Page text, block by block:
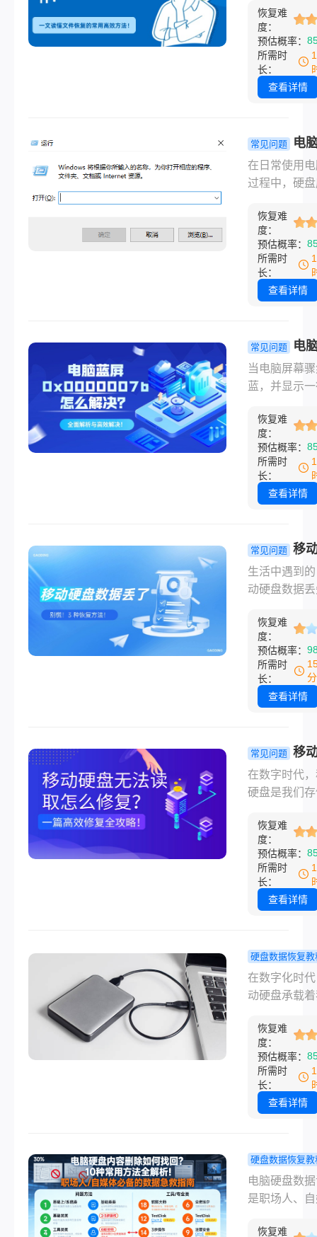
其核心存储
——硬盘（
或固态硬盘
（SSD）中
有很大概率
无损的。那
本文将系统
你介绍五种
高效的方法
需要专业协
帮助你最大
“救回”宝贵
根据你的具
情况，按顺
件恢复的常
效方法！
的工作数据
到硬盘发出
或是电脑突
识别磁盘，
弹出“磁盘结
和无助感足
窒息。然而
保持冷静！
坏并不完全
数据末日。
坏类型的不
相当大概率
功恢复出宝
据。那么电
损坏怎么恢
几种常用且
硬盘文件恢
法，涵盖从
物理修复，
法都将详细
适用场景，
危机中有条
最大可能夺
恢复难
度：
预估概率：
所需时
长：
查看详情
常见问题
电
序列号怎么
多种高效方
在日常使用
过程中，硬
Serial
一个虽然不
但却至关重
识符。它就
盘的“身份证
品真伪、登
资产、在保
供信息，还
盘丢失或被
执法部门报
握如何快速
查询硬盘序
是一项非常
技能。那么
盘序列号怎
硬盘序列号
方法，助您
对各种情况。
恢复难
度：
预估概率：
所需时
长：
查看详情
常见问题
电
解决？全面
当电脑屏幕
蓝，并显示
“STOP:
相信很多用
感到手足无
个错误通常
无法访问您
硬盘，从而
致命的系统
它绝非不治
但其背后可
因多样，需
不紊地进行
恢复难
度：
预估概率：
所需时
长：
查看详情
常见问题 移
数据丢了？
慌！3 种恢
生活中遇到
动硬盘数据
—— 可能是
按了
把重要工作
了，也可能
文件时手滑
收站已经清
有更糟的，
动硬盘突然提
要格式化才
用”，一点击
化，里面存
的照片、视
了
恢复难
度：
预估概率：
所需时
长：
查看详情
常见问题 移
无法读取怎
复？一篇涵
复全攻略！
在数字时代
硬盘是我们
和海量数据
伙伴。然而
一天你将它
脑，却只听
微弱的“叮咚
时，那种焦
助感瞬间袭
别急着下定
硬盘已经“寿
寝”，很多时
题远没有想
么严重。
恢复难
度：
预估概率：
所需时
长：
查看详情
硬盘数据恢复教
动硬盘坏了
把数据弄出
指南，总有
能救你！
在数字化时
动硬盘承载
记忆与重要
当它突然“罢
出异响、无
或彻底沉默
种焦虑与无
乱投医。数
如同一场与
赛跑，正确
步往往能起
性作用。那
恢复难
度：
预估概率：
所需时
长：
查看详情
硬盘数据恢复教
脑硬盘内容
如何找回？
析！
电脑硬盘数
是职场人、
——误删设计
恢复难